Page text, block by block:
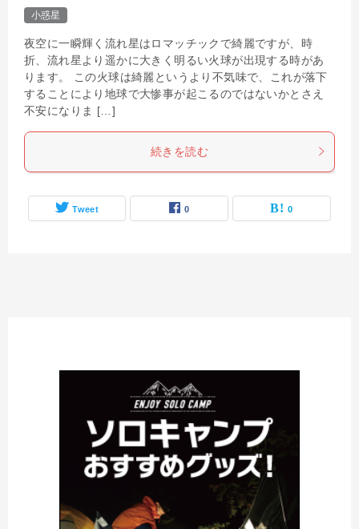
小惑星
夜空に一瞬輝く流れ星はロマッチックで綺麗ですが、時
折、流れ星より遥かに大きく明るい火球が出現する時があ
ります。 この火球は綺麗というより不気味で、これが落下
することにより地球で大惨事が起こるのではないかとさえ
不安になりま […]
続きを読む
Tweet 0 0